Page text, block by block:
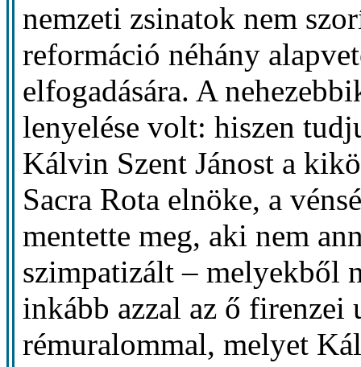
nemzeti zsinatok nem
reformáció néhány
elfogadására. A
lenyelése volt: hiszen
Kálvin Szent Jánost a
Sacra Rota elnöke, a
mentette meg, aki nem
szimpatizált – melyekből
inkább azzal az ő firenzei
rémuralommal, melyet